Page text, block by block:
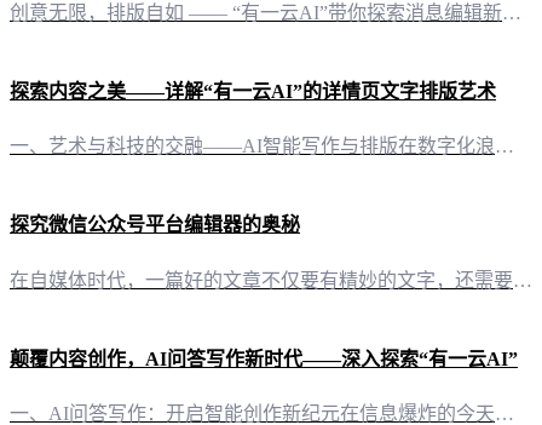
创意无限，排版自如 —— “有一云AI”带你探索消息编辑新境界在信息爆炸的时代，微信公众号作为品牌与用户互动的重要平台，其消息编辑的质量直接影响着内容的传播效果。而“有一云AI”的出现，无疑为微信公众号消息编辑带来了一场革命。 一站式解决方案，轻松驾驭内容创作“有一云AI”作为一款创新型AI智能写作+排版软件，专为自媒体创作者量身定制。它不仅能够自动化大部分创作需求，还能提供从标题到内容、图文、
探索内容之美——详解“有一云AI”的详情页文字排版艺术
一、艺术与科技的交融——AI智能写作与排版在数字化浪潮中，内容创作与排版成为了自媒体创作者们的一大挑战。然而，“有一云AI”以其独到的智慧，为创作者们解锁了文字排版的无限可能。这款创新型AI智能写作+排版软件，以其前沿的技术服务，将复杂的创作需求转化为简单的操作，让每一位自媒体创作者都能轻松驾驭内容之美。 二、千款皮肤，风格随心——内容排版的视觉盛宴在“有一云AI”的世界里，内容排版不再是一项繁
探究微信公众号平台编辑器的奥秘
在自媒体时代，一篇好的文章不仅要有精妙的文字，还需要吸引人的排版。微信公众号平台编辑器，便是助力自媒体创作者打造优质内容的得力助手。今天，让我们一探究竟，看看微信公众号平台编辑器都有哪些。 二、主流微信公众号平台编辑器一览 1. 微信公众号官方编辑器作为官方提供的编辑器，微信公众平台编辑器与微信平台紧密结合，使用方便，功能强大。支持文章的创建、编辑、预览，并能一键同步到公众号。 2. 有一云AI编
颠覆内容创作，AI问答写作新时代——深入探索“有一云AI”
一、AI问答写作：开启智能创作新纪元在信息爆炸的今天，内容创作已成为自媒体的核心竞争力。然而，面对日复一日的创作压力，许多创作者深感力不从心。这时，“有一云AI”应运而生，以其卓越的AI问答写作能力，为自媒体创作者带来了前所未有的创作体验。 二、多平台适配，一应俱全“有一云AI”支持公众号、头条号、小红书、百家号、知乎、企鹅号、搜狐号、新浪头条、百度文库等多家自媒体平台。无论您在哪个平台创作，都